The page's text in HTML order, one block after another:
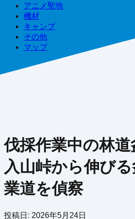
アニメ聖地
機材
キャンプ
その他
マップ
伐採作業中の林道
入山峠から伸び
業道を偵察
投稿日: 2026年5月24日